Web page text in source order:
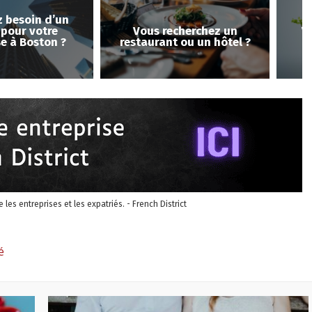
recherchez un
ou un hôtel ?
Vous voulez investir à
Boston ?
les entreprises et les expatriés. - French District